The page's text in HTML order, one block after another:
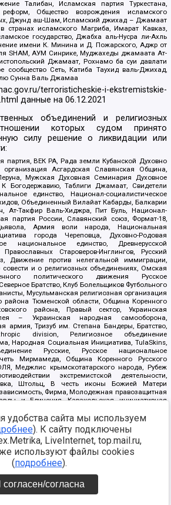
Талибан, Исламская партия Туркестана,
Общество возрождения исламского
Джунд аш-Шам, Исламский джихад – Джамаат
странах исламского Магриба, Имарат Кавказ,
государство, Джабха аль-Нусра ли-Ахль
имени К. Минина и Д. Пожарского, Аджр от
SHAM, АУМ Синрике, Муджахеды джамаата Ат-
Джамаат, Рохнамо ба суи давлати
сообщество Сеть, Катиба Таухид валь-Джихад,
Сунна Валь Джамаа
terroristicheskie-i-ekstremistskie-
данные на06.12.2021
объединений и религиозных
которых судом принято
силу решение о ликвидации или
партия, ВЕК РА, Рада земли Кубанской Духовно
Асгардская Славянская Община,
Мужская Духовная Семинария Духовное
К Богодержавию, Таблиги Джамаат, Свидетели
единство, Национал-социалистическое
Объединенный Вилайат Кабарды, Балкарии
Ат-Такфир Валь-Хиджра, Пит Буль, Национал-
партия России, Славянский союз, Формат-18,
Армия воли народа, Национальная
города Череповца, Духовно-Родовая
национальное единство, Древнерусской
Староверов-Инглингов, Русский
Движение против нелегальной иммиграции,
и о религиозных объединениях, Омская
политического движения Русское
Братство, Клуб Болельщиков Футбольного
Мусульманская религиозная организация
района Тюменской области, Община Коренного
района, Правый сектор, Украинская
– Украинская народная самооборона,
армия, Тризуб им. Степана Бандеры, Братство,
division, Религиозное объединение
Народная Социальная Инициатива, TulaSkins,
Русские, Русское национальное
Мирмамеда, Община Коренного Русского
Меджлис крымскотатарского народа, Рубеж
экстремистской деятельности,
Штольц, В честь иконы Божией Матери
Фирма, Молодежная правозащитная
и Единения, Каракольская инициативная
Ак Умут, Русская республика Русь,
Башкорт, Нация и свобода, W.H.С., Фалунь
Патриотический клуб-Новокузнецк/РПК,
Фонд борьбы с коррупцией, Фонд защиты прав
Совет граждан СССР Прикубанского округа г.
ru/documents/7822/
сайта мы используем
). К сайту подключены
LiveInternet, top.mail.ru,
используют файлы cookies
(подробнее).
согласен/согласна